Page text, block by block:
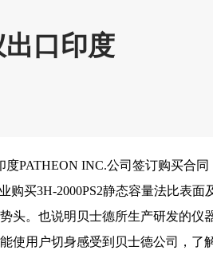
口印度
PATHEON INC.公司签订购买合
买3H-2000PS2静态容量法比表
头。也说明贝士德所生产研发的
使用户切身感受到贝士德公司，